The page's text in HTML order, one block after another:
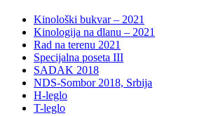
Kinološki bukvar – 2021
Kinologija na dlanu – 2021
Rad na terenu 2021
Specijalna poseta III
SADAK 2018
NDS-Sombor 2018, Srbija
H-leglo
T-leglo